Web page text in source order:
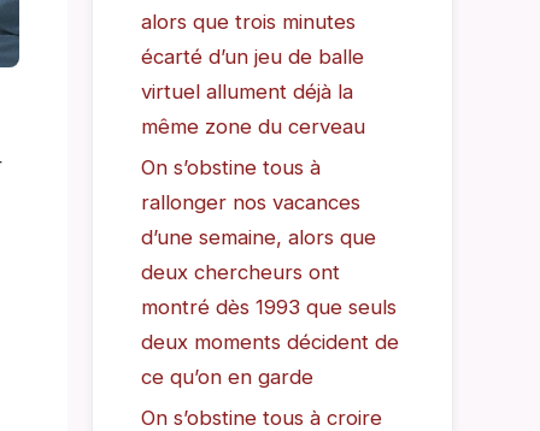
alors que trois minutes
écarté d’un jeu de balle
virtuel allument déjà la
même zone du cerveau
On s’obstine tous à
rallonger nos vacances
d’une semaine, alors que
deux chercheurs ont
montré dès 1993 que seuls
deux moments décident de
ce qu’on en garde
On s’obstine tous à croire